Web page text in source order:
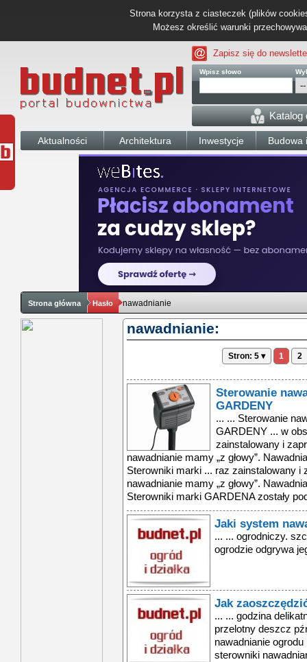
Strona korzysta z ciasteczek (plików
Możesz określić warunki
Zapisz się do
Wpisz słowo
Katalog
Aktualności Architektura Inwestycje Budowa
Strona główna Hasło nawadnianie
nawadnianie:
Stron: 5 ▾ 1 2
Sterowanie
GARDENY
... ... Sterowanie
GARDENY ... w
zainstalowany i
nawadnianie mamy „z głowy”.
Sterowniki marki ... raz zainstalowany i
nawadnianie mamy „z głowy”.
Sterowniki marki GARDENA zostały
Jaki system
... ... ogrodniczy.
ogrodzie odgrywa
Jak
... ... godzina
przelotny deszcz
nawadnianie
sterowniki